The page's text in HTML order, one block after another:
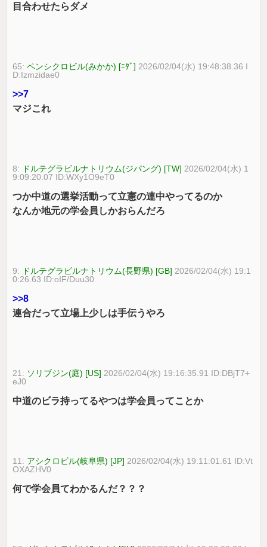
目合わせたらダメ
65:ペンシクロビル(みかか) [ﾆﾀﾞ] 2026/02/04(水) 19:48:38.36 I
D:Izmzidae0
>>7
マジこれ
8: ドルテグラビルナトリウム(ジパング) [TW] 2026/02/04(水) 1
9:09:20.07 ID:WXy1O9eT0
つか中道の選挙活動って立憲の連中やってるのか
なんか地元の学会員しかおらんだろ
9: ドルテグラビルナトリウム(長野県) [GB] 2026/02/04(水) 19:1
0:26.63 ID:oIF/Duu30
>>8
連合だって立場上少しは手伝うやろ
21: ソリブジン(庭) [US] 2026/02/04(水) 19:16:35.91 ID:DBjT7+
eJ0
中道のビラ持ってるやつは学会員ってことか
11: アシクロビル(岐阜県) [JP] 2026/02/04(水) 19:11:01.61 ID:Vt
OXAZHV0
何で学会員てわかるんだ？？？